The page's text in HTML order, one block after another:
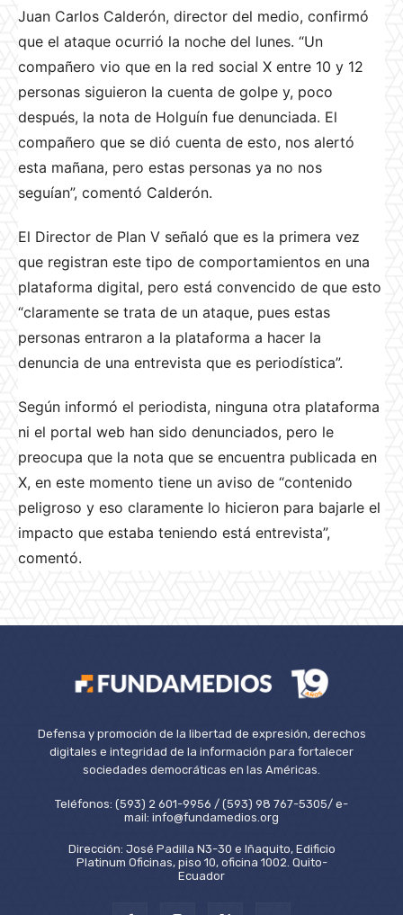
Juan Carlos Calderón, director del medio, confirmó
que el ataque ocurrió la noche del lunes. “Un
compañero vio que en la red social X entre 10 y 12
personas siguieron la cuenta de golpe y, poco
después, la nota de Holguín fue denunciada. El
compañero que se dió cuenta de esto, nos alertó
esta mañana, pero estas personas ya no nos
seguían”, comentó Calderón.
El Director de Plan V señaló que es la primera vez
que registran este tipo de comportamientos en una
plataforma digital, pero está convencido de que esto
“claramente se trata de un ataque, pues estas
personas entraron a la plataforma a hacer la
denuncia de una entrevista que es periodística”.
Según informó el periodista, ninguna otra plataforma
ni el portal web han sido denunciados, pero le
preocupa que la nota que se encuentra publicada en
X, en este momento tiene un aviso de “contenido
peligroso y eso claramente lo hicieron para bajarle el
impacto que estaba teniendo está entrevista”,
comentó.
Defensa y promoción de la libertad de expresión, derechos
digitales e integridad de la información para fortalecer
sociedades democráticas en las Américas.
Teléfonos: (593) 2 601-9956 / (593) 98 767-5305/ e-
mail: info@fundamedios.org
Dirección: José Padilla N3-30 e Iñaquito, Edificio
Platinum Oficinas, piso 10, oficina 1002. Quito-
Ecuador